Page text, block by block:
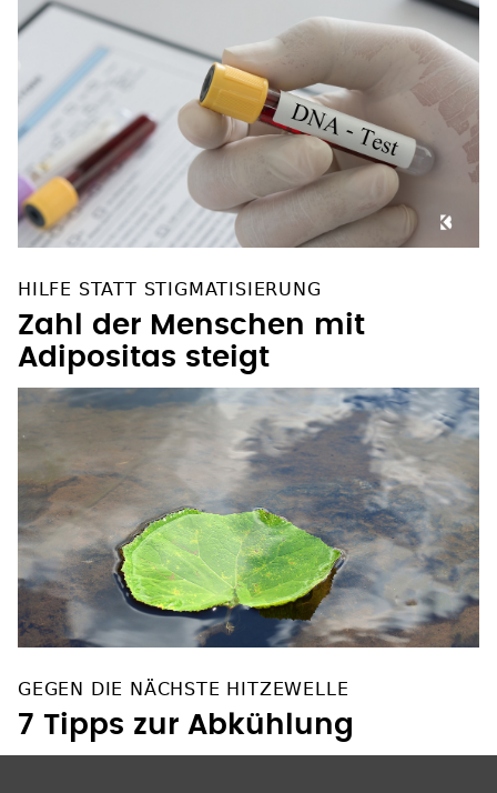
HILFE STATT STIGMATISIERUNG
Zahl der Menschen mit
Adipositas steigt
GEGEN DIE NÄCHSTE HITZEWELLE
7 Tipps zur Abkühlung